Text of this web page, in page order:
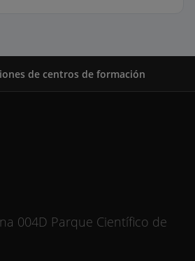
de centros de formación
004D Parque Científico de